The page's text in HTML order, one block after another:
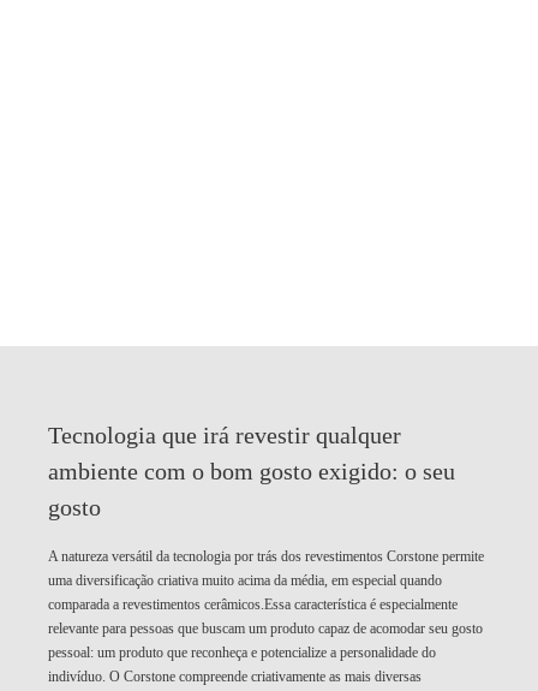
Tecnologia que irá revestir qualquer
ambiente com o bom gosto exigido: o seu
gosto
A natureza versátil da tecnologia por trás dos revestimentos Corstone permite
uma diversificação criativa muito acima da média, em especial quando
comparada a revestimentos cerâmicos.Essa característica é especialmente
relevante para pessoas que buscam um produto capaz de acomodar seu gosto
pessoal: um produto que reconheça e potencialize a personalidade do
indivíduo. O Corstone compreende criativamente as mais diversas